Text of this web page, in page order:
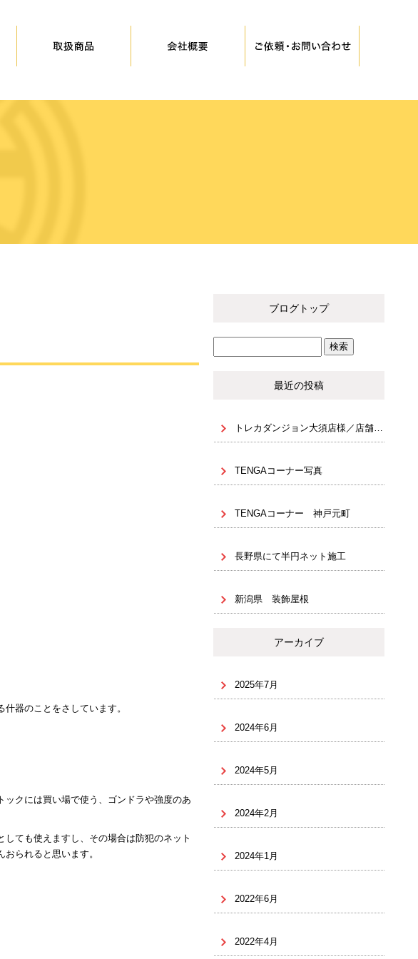
器のことをさしています。
クには買い場で使う、ゴンドラや強度のあ
ても使えますし、その場合は防犯のネット
られると思います。
ブログトップ
最近の投稿
TENGAコーナー写真
TENGAコーナー 神戸元町
長野県にて半円ネット施工
新潟県 装飾屋根
アーカイブ
2025年7月
2024年6月
2024年5月
2024年2月
2024年1月
2022年6月
2022年4月